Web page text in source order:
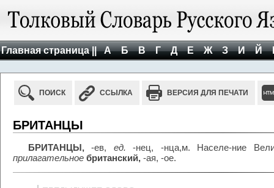
Главная страница || А Б В Г Д Е Ж З И Й
ПОИСК ССЫЛКА ВЕРСИЯ ДЛЯ ПЕЧАТИ
БРИТАНЦЫ
БРИТАНЦЫ, -ев, ед. -нец, -нца,м. Населе-ние
прилагательное британский, -ая, -ое.